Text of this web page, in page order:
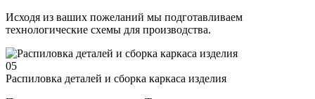
Исходя из ваших пожеланий мы подготавливаем
технологические схемы для производства.
05
Распиловка деталей и сборка каркаса изделия